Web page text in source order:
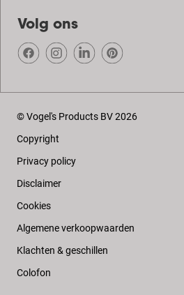
Volg ons
© Vogel's Products BV2026
Copyright
Privacy policy
Disclaimer
Cookies
Algemene verkoopwaarden
Klachten & geschillen
Colofon